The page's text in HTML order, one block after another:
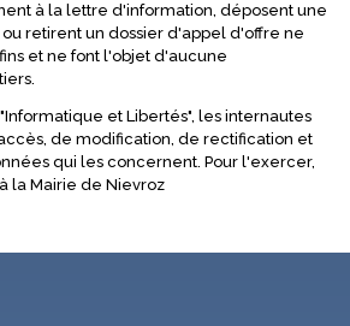
à la lettre d'information, déposent une
retirent un dossier d'appel d'offre ne
et ne font l'objet d'aucune
et Libertés", les internautes
de modification, de rectification et
qui les concernent. Pour l'exercer,
la Mairie de Nievroz